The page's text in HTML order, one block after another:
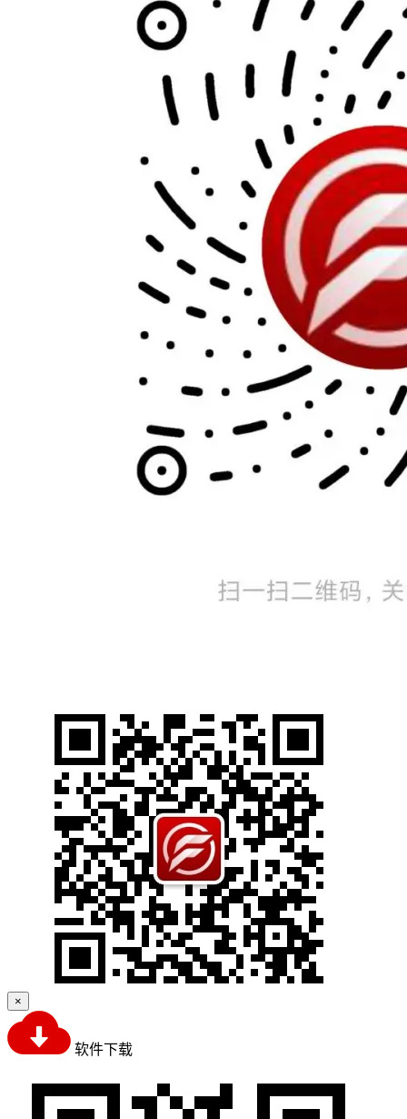
×
软件下载